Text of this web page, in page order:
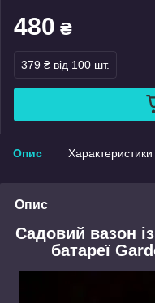
480 ₴
379 ₴ від 100 шт.
Опис Характеристики
Опис
Садовий вазон
батареї